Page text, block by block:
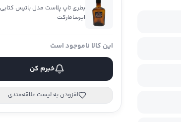
بطری تاپ پلاست مدل باتیس کتابی
ایرسامارکت
این کالا ناموجود است
خبرم کن
افزودن به لیست علاقه‌مندی